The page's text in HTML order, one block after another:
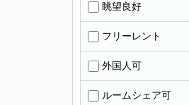
眺望良好
フリーレント
外国人可
ルームシェア可